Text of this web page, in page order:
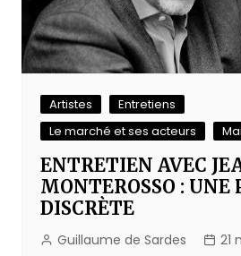
Artistes
Entretiens
Le marché et ses acteurs
ENTRETIEN AVEC
MONTEROSSO : UNE
DISCRÈTE
Guillaume de Sardes 21